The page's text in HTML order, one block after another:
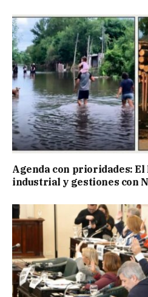
Agenda con prioridades:
industrial y gestiones con